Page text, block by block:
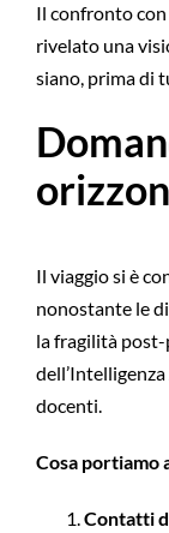
Il confronto con
rivelato una
siano, prima di
Il viaggio si è
nonostante le
la fragilità post-
docenti.
Cosa portiamo
Contatti